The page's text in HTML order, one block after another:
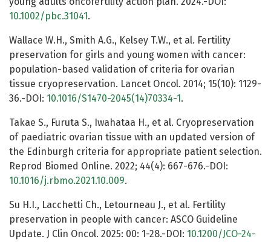
10.1002/pbc.31041 .
Wallace W.H., Smith A.G., Kelsey T.W., et al. Fertility
preservation for girls and young women with cancer:
population-based validation of criteria for ovarian
tissue cryopreservation. Lancet Oncol. 2014; 15(10): 1129-
36.-DOI: 10.1016/S1470-2045(14)70334-1 .
Takae S., Furuta S., Iwahataa H., et al. Cryopreservation
of paediatric ovarian tissue with an updated version of
the Edinburgh criteria for appropriate patient selection.
Reprod Biomed Online. 2022; 44(4): 667-676.-DOI:
10.1016/j.rbmo.2021.10.009.
Su H.I., Lacchetti Ch., Letourneau J., et al. Fertility
preservation in people with cancer: ASCO Guideline
Update. J Clin Oncol. 2025: 00: 1-28.-DOI: 10.1200/JCO-24-